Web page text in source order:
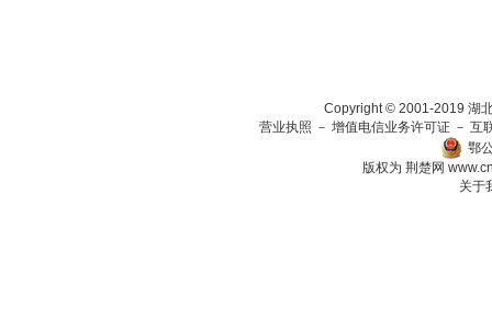
Copyright © 2001-2019 湖
营业执照 － 增值电信业务许可证 － 互
鄂
版权为 荆楚网
关于